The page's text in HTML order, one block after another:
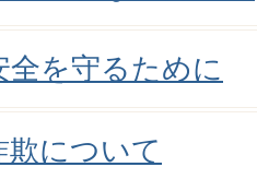
を守るために
について